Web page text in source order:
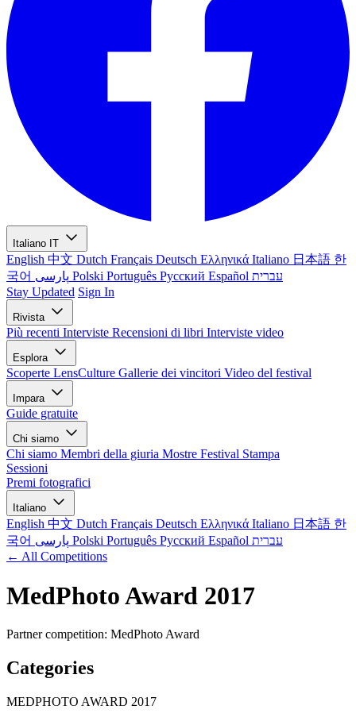
Italiano IT
English 中文 Dutch Français Deutsch Ελληνικά Italiano 日本語 한
국어
Polski Português Русский Español עברית
Stay Updated Sign In
Rivista
Più recenti Interviste Recensioni di libri Interviste video
Esplora
Scoperte LensCulture Gallerie dei vincitori Video del festival
Impara
Guide gratuite
Chi siamo
Chi siamo Membri della giuria Mostre Festival Stampa
Sessioni
Premi fotografici
Italiano
English 中文 Dutch Français Deutsch Ελληνικά Italiano 日本語 한
국어
Polski Português Русский Español עברית
← All Competitions
MedPhoto Award 2017
Partner competition: MedPhoto Award
Categories
MEDPHOTO AWARD 2017